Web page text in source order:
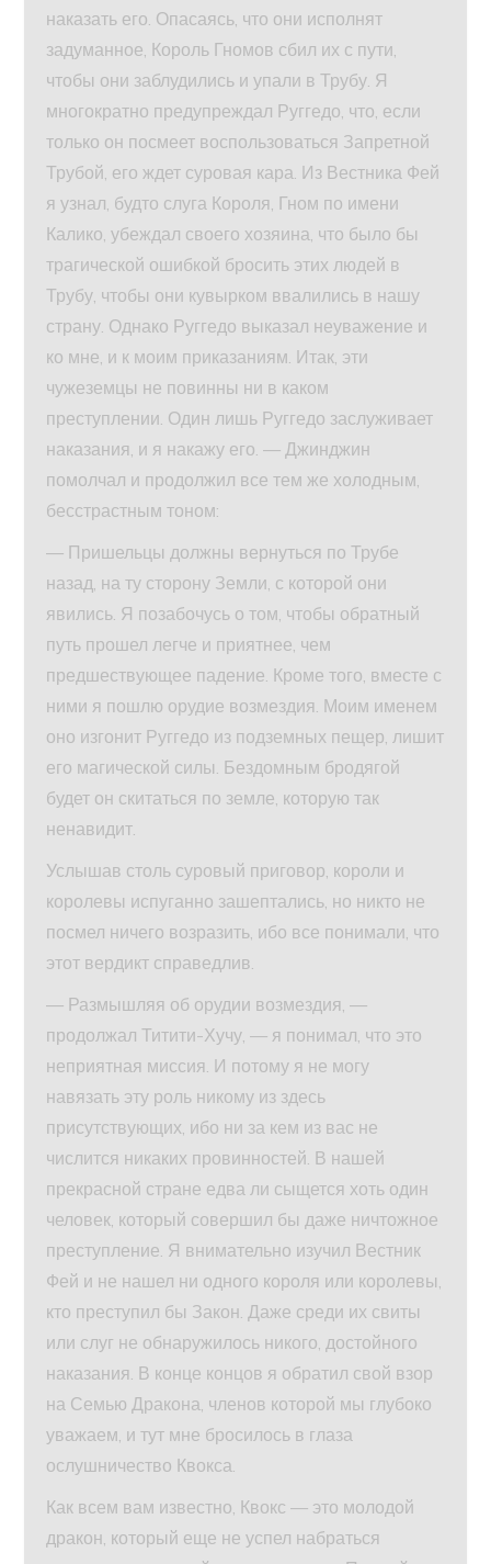
наказать его. Опасаясь, что они исполнят
задуманное, Король Гномов сбил их с пути,
чтобы они заблудились и упали в Трубу. Я
многократно предупреждал Руггедо, что, если
только он посмеет воспользоваться Запретной
Трубой, его ждет суровая кара. Из Вестника Фей
я узнал, будто слуга Короля, Гном по имени
Калико, убеждал своего хозяина, что было бы
трагической ошибкой бросить этих людей в
Трубу, чтобы они кувырком ввалились в нашу
страну. Однако Руггедо выказал неуважение и
ко мне, и к моим приказаниям. Итак, эти
чужеземцы не повинны ни в каком
преступлении. Один лишь Руггедо заслуживает
наказания, и я накажу его. — Джинджин
помолчал и продолжил все тем же холодным,
бесстрастным тоном:
— Пришельцы должны вернуться по Трубе
назад, на ту сторону Земли, с которой они
явились. Я позабочусь о том, чтобы обратный
путь прошел легче и приятнее, чем
предшествующее падение. Кроме того, вместе с
ними я пошлю орудие возмездия. Моим именем
оно изгонит Руггедо из подземных пещер, лишит
его магической силы. Бездомным бродягой
будет он скитаться по земле, которую так
ненавидит.
Услышав столь суровый приговор, короли и
королевы испуганно зашептались, но никто не
посмел ничего возразить, ибо все понимали, что
этот вердикт справедлив.
— Размышляя об орудии возмездия, —
продолжал Титити-Хучу, — я понимал, что это
неприятная миссия. И потому я не могу
навязать эту роль никому из здесь
присутствующих, ибо ни за кем из вас не
числится никаких провинностей. В нашей
прекрасной стране едва ли сыщется хоть один
человек, который совершил бы даже ничтожное
преступление. Я внимательно изучил Вестник
Фей и не нашел ни одного короля или королевы,
кто преступил бы Закон. Даже среди их свиты
или слуг не обнаружилось никого, достойного
наказания. В конце концов я обратил свой взор
на Семью Дракона, членов которой мы глубоко
уважаем, и тут мне бросилось в глаза
ослушничество Квокса.
Как всем вам известно, Квокс — это молодой
дракон, который еще не успел набраться